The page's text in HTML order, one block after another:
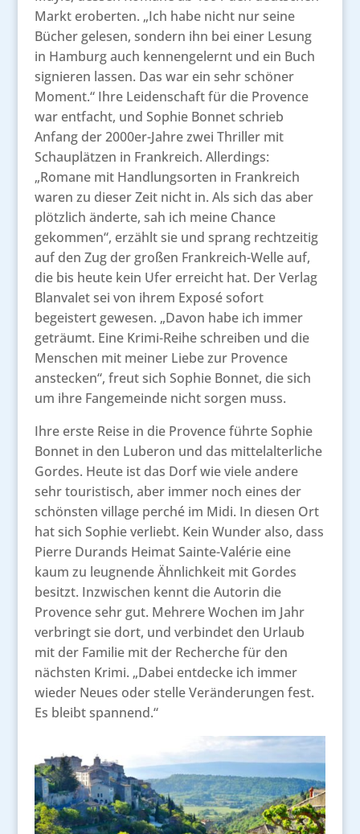
Markt eroberten. „Ich habe nicht nur seine
Bücher gelesen, sondern ihn bei einer Lesung
in Hamburg auch kennengelernt und ein Buch
signieren lassen. Das war ein sehr schöner
Moment.“ Ihre Leidenschaft für die Provence
war entfacht, und Sophie Bonnet schrieb
Anfang der 2000er-Jahre zwei Thriller mit
Schauplätzen in Frankreich. Allerdings:
„Romane mit Handlungsorten in Frankreich
waren zu dieser Zeit nicht in. Als sich das aber
plötzlich änderte, sah ich meine Chance
gekommen“, erzählt sie und sprang rechtzeitig
auf den Zug der großen Frankreich-Welle auf,
die bis heute kein Ufer erreicht hat. Der Verlag
Blanvalet sei von ihrem Exposé sofort
begeistert gewesen. „Davon habe ich immer
geträumt. Eine Krimi-Reihe schreiben und die
Menschen mit meiner Liebe zur Provence
anstecken“, freut sich Sophie Bonnet, die sich
um ihre Fangemeinde nicht sorgen muss.
Ihre erste Reise in die Provence führte Sophie
Bonnet in den Luberon und das mittelalterliche
Gordes. Heute ist das Dorf wie viele andere
sehr touristisch, aber immer noch eines der
schönsten village perché im Midi. In diesen Ort
hat sich Sophie verliebt. Kein Wunder also, dass
Pierre Durands Heimat Sainte-Valérie eine
kaum zu leugnende Ähnlichkeit mit Gordes
besitzt. Inzwischen kennt die Autorin die
Provence sehr gut. Mehrere Wochen im Jahr
verbringt sie dort, und verbindet den Urlaub
mit der Familie mit der Recherche für den
nächsten Krimi. „Dabei entdecke ich immer
wieder Neues oder stelle Veränderungen fest.
Es bleibt spannend.“